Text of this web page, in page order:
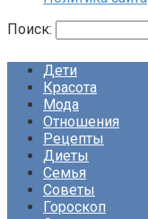
Поиск:
Дети
Красота
Мода
Отношения
Рецепты
Диеты
Семья
Советы
Гороскоп